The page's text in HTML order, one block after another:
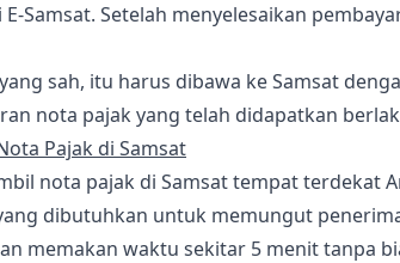
Samsat. Setelah menyelesaikan
sah, itu harus dibawa ke Samsat
nota pajak yang telah didapatkan
Pajak di Samsat
nota pajak di Samsat tempat terdekat
dibutuhkan untuk memungut
memakan waktu sekitar 5 menit tanpa